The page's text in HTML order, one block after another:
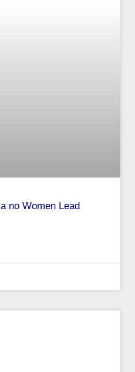
no Women Lead